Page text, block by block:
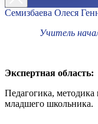
Семизбаева Олеся
Учитель
Экспертная область:
Педагогика,
младшего школьника.